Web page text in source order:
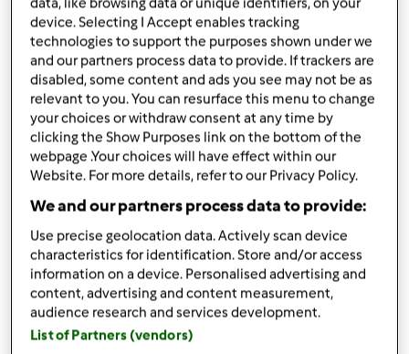
condividi la ricetta
Ingredienti
Ingredienti
1cipolla pulita
30grammidi olio evo
150grammidi petto di pollo a striscioline
250grammidi piselli,anche surgelati
2cucchiainidi dado vegetale Bimby
1000grammidi acqua
data, like browsing data or unique identifiers, on your
device. Selecting I Accept enables tracking
technologies to support the purposes shown under we
and our partners process data to provide. If trackers are
disabled, some content and ads you see may not be as
relevant to you. You can resurface this menu to change
your choices or withdraw consent at any time by
clicking the Show Purposes link on the bottom of the
webpage .Your choices will have effect within our
Website. For more details, refer to our Privacy Policy.
We and our partners process data to provide:
Use precise geolocation data. Actively scan device
characteristics for identification. Store and/or access
information on a device. Personalised advertising and
content, advertising and content measurement,
audience research and services development.
List of Partners (vendors)